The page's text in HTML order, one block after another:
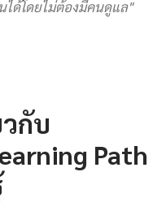
ด้โดยไม่ต้องมีคนดูแล"
กับ
Path